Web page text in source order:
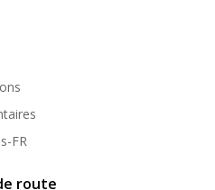
FR
route